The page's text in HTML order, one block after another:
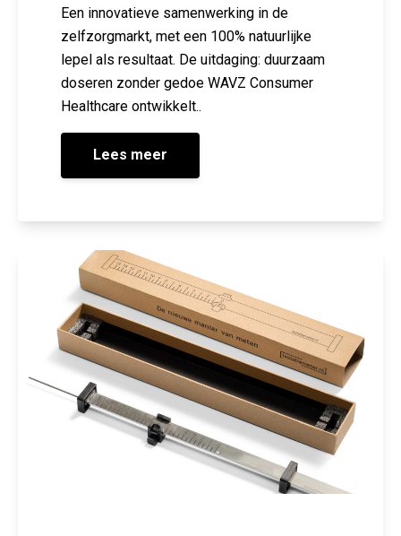
Een innovatieve samenwerking in de
zelfzorgmarkt, met een 100% natuurlijke
lepel als resultaat. De uitdaging: duurzaam
doseren zonder gedoe WAVZ Consumer
Healthcare ontwikkelt..
Lees meer